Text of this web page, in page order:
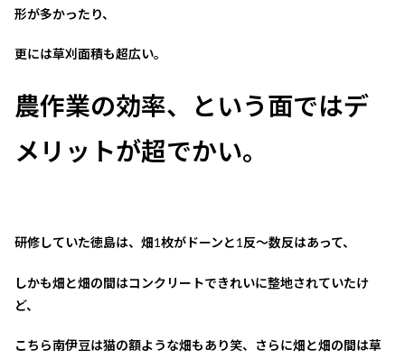
形が多かったり、
更には草刈面積も超広い。
農作業の効率、という面ではデ
メリットが超でかい。
研修していた徳島は、畑1枚がドーンと1反～数反はあって、
しかも畑と畑の間はコンクリートできれいに整地されていたけ
ど、
こちら南伊豆は猫の額ような畑もあり笑、さらに畑と畑の間は草